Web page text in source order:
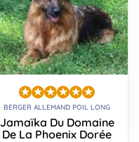
BERGER ALLEMAND POIL LONG
Jamaïka Du Domaine
De La Phoenix Dorée